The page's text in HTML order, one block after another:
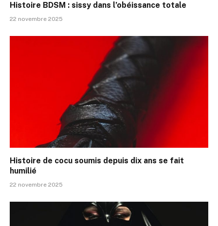
Histoire BDSM : sissy dans l’obéissance totale
22 novembre 2025
Histoire de cocu soumis depuis dix ans se fait
humilié
22 novembre 2025